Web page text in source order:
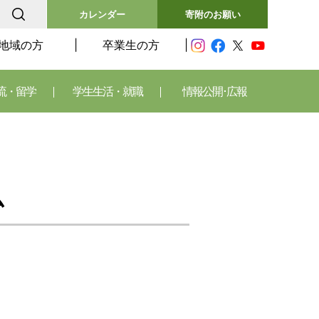
カレンダー 寄附のお願い
域の方 卒業生の方
・留学 学生生活・就職 情報公開･広報